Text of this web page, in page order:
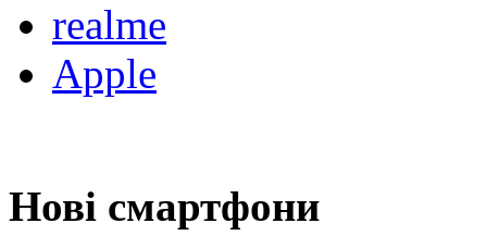
realme
Apple
Нові смартфони